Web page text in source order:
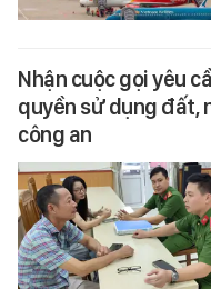
Nhận cuộc gọi yêu
quyền sử dụng đất,
công an